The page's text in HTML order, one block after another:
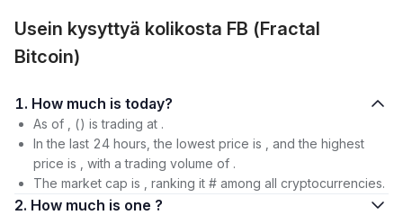
Usein kysyttyä kolikosta FB (Fractal
Bitcoin)
1. How much is today?
As of , () is trading at .
In the last 24 hours, the lowest price is , and the highest
price is , with a trading volume of .
The market cap is , ranking it # among all cryptocurrencies.
2. How much is one ?